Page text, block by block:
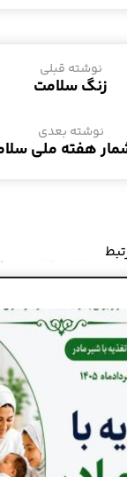
نوشته قبلی
زنگ سلامت
نوشته بعدی
هفته ملی